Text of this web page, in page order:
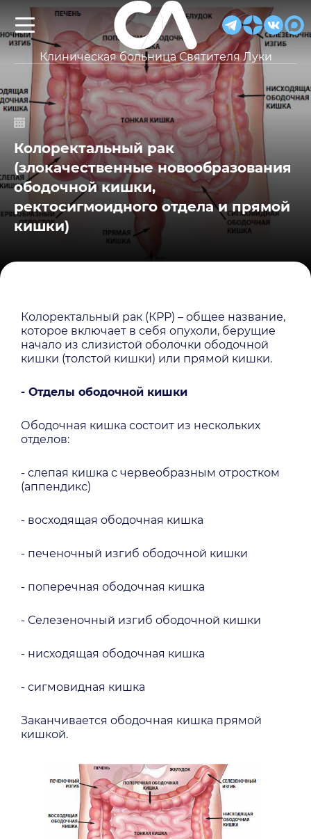
Клиническая больница Святителя Луки
Колоректальный рак
(злокачественные новообразования
ободочной кишки,
ректосигмоидного отдела и прямой
кишки)
Колоректальный рак (КРР) – общее название,
которое включает в себя опухоли, берущие
начало из слизистой оболочки ободочной
кишки (толстой кишки) или прямой кишки.
- Отделы ободочной кишки
Ободочная кишка состоит из нескольких
отделов:
- слепая кишка с червеобразным отростком
(аппендикс)
- восходящая ободочная кишка
- печеночный изгиб ободочной кишки
- поперечная ободочная кишка
- Селезеночный изгиб ободочной кишки
- нисходящая ободочная кишка
- сигмовидная кишка
Заканчивается ободочная кишка прямой
кишкой.